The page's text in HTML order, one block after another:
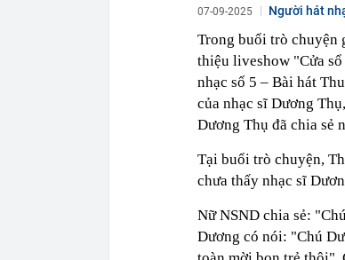
07-09-2025 Người hát
Trong buổi trò chuyện
thiệu liveshow "Cửa sổ
nhạc số 5 – Bài hát
của nhạc sĩ Dương
Dương Thụ đã chia sẻ
Tại buổi trò chuyện,
chưa thấy nhạc sĩ
Nữ NSND chia sẻ:
Dương có nói: "Chú